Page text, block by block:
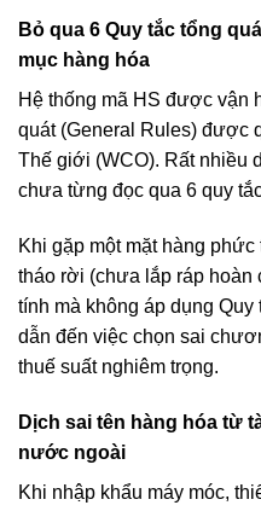
Bỏ qua 6 Quy tắc tổng
mục hàng hóa
Hệ thống mã HS được vận
quát (General Rules) được
Thế giới (WCO). Rất nhiều
chưa từng đọc qua 6 quy
Khi gặp một mặt hàng
tháo rời (chưa lắp ráp hoàn
tính mà không áp dụng Quy
dẫn đến việc chọn sai
thuế suất nghiêm trọng.
Dịch sai tên hàng hóa từ
nước ngoài
Khi nhập khẩu máy móc,